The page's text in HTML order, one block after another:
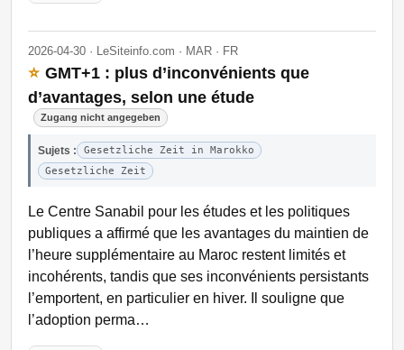
2026-04-30 · LeSiteinfo.com · MAR · FR
⭐ GMT+1 : plus d’inconvénients que
d’avantages, selon une étude
Zugang nicht angegeben
Sujets :
Gesetzliche Zeit in Marokko
Gesetzliche Zeit
Le Centre Sanabil pour les études et les politiques
publiques a affirmé que les avantages du maintien de
l’heure supplémentaire au Maroc restent limités et
incohérents, tandis que ses inconvénients persistants
l’emportent, en particulier en hiver. Il souligne que
l’adoption perma…